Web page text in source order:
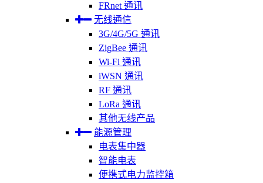
FRnet 通讯
无线通信
3G/4G/5G 通讯
ZigBee 通讯
Wi-Fi 通讯
iWSN 通讯
RF 通讯
LoRa 通讯
其他无线产品
能源管理
电表集中器
智能电表
便携式电力监控箱